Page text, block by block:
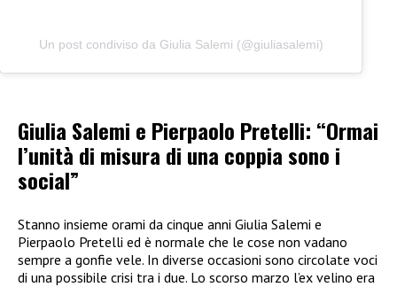
Un post condiviso da Giulia Salemi (@giuliasalemi)
Giulia Salemi e Pierpaolo Pretelli: “Ormai
l’unità di misura di una coppia sono i
social”
Stanno insieme orami da cinque anni Giulia Salemi e
Pierpaolo Pretelli ed è normale che le cose non vadano
sempre a gonfie vele. In diverse occasioni sono circolate voci
di una possibile crisi tra i due. Lo scorso marzo l’ex velino era